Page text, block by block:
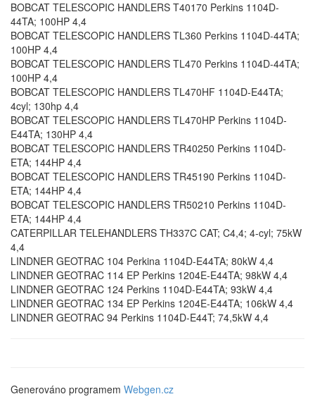
BOBCAT TELESCOPIC HANDLERS T40170 Perkins 1104D-
44TA; 100HP 4,4
BOBCAT TELESCOPIC HANDLERS TL360 Perkins 1104D-44TA;
100HP 4,4
BOBCAT TELESCOPIC HANDLERS TL470 Perkins 1104D-44TA;
100HP 4,4
BOBCAT TELESCOPIC HANDLERS TL470HF 1104D-E44TA;
4cyl; 130hp 4,4
BOBCAT TELESCOPIC HANDLERS TL470HP Perkins 1104D-
E44TA; 130HP 4,4
BOBCAT TELESCOPIC HANDLERS TR40250 Perkins 1104D-
ETA; 144HP 4,4
BOBCAT TELESCOPIC HANDLERS TR45190 Perkins 1104D-
ETA; 144HP 4,4
BOBCAT TELESCOPIC HANDLERS TR50210 Perkins 1104D-
ETA; 144HP 4,4
CATERPILLAR TELEHANDLERS TH337C CAT; C4,4; 4-cyl; 75kW
4,4
LINDNER GEOTRAC 104 Perkina 1104D-E44TA; 80kW 4,4
LINDNER GEOTRAC 114 EP Perkins 1204E-E44TA; 98kW 4,4
LINDNER GEOTRAC 124 Perkins 1104D-E44TA; 93kW 4,4
LINDNER GEOTRAC 134 EP Perkins 1204E-E44TA; 106kW 4,4
LINDNER GEOTRAC 94 Perkins 1104D-E44T; 74,5kW 4,4
Generováno programem Webgen.cz